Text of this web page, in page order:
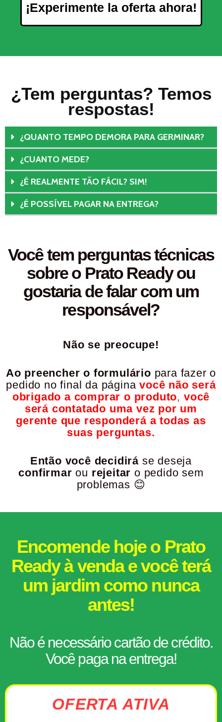
¡Experimente la oferta ahora!
¿Tem perguntas? Temos
respostas!
¿QUANTO TEMPO DEMORA PARA GERMINAR?
¿CUANTO MEDE?
¿É REALMENTE TÃO FÁCIL? SIM!
¿É POSSÍVEL PAGAR NA ENTREGA?
Você tem perguntas técnicas
sobre o Prato Ready ou
gostaria de falar com um
responsável?
Não se preocupe!
Ao preencher o formulário para fazer o
pedido no final da páginavocê não será
obrigado a comprar o produto, você
será contatado uma vez por um
gerente que responderá a todas as
suas perguntas.
Então você decidirá se deseja
confirmar ou rejeitar o pedido sem
problemas 😊
Encomende hoje o Prato
Ready à venda e você terá
um jardim como nunca
antes!
Não é necessário cartão de crédito.
Você paga na entrega!
OFERTA ATIVA